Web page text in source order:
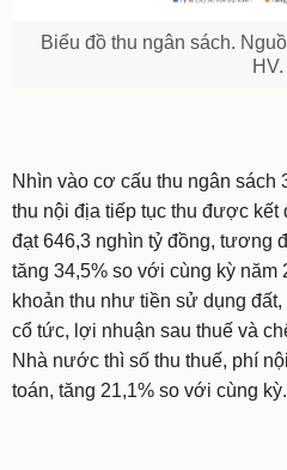
Biểu đồ thu ngân sách.
HV.
Nhìn vào cơ cấu thu ngân sách
thu nội địa tiếp tục thu được
đạt 646,3 nghìn tỷ đồng, tương
tăng 34,5% so với cùng kỳ năm
khoản thu như tiền sử dụng
cổ tức, lợi nhuận sau thuế và
Nhà nước thì số thu thuế, phí
toán, tăng 21,1% so với cùng kỳ.